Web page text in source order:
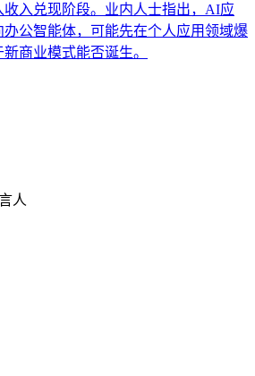
入兑现阶段。业内人士指出，AI应
公智能体，可能先在个人应用领域爆
商业模式能否诞生。
人